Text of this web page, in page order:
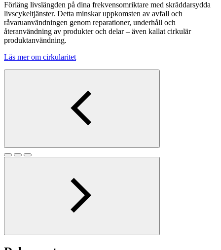
Förläng livslängden på dina frekvensomriktare med skräddarsydda
livscykeltjänster. Detta minskar uppkomsten av avfall och
råvaruanvändningen genom reparationer, underhåll och
återanvändning av produkter och delar – även kallat cirkulär
produktanvändning.
Läs mer om cirkularitet